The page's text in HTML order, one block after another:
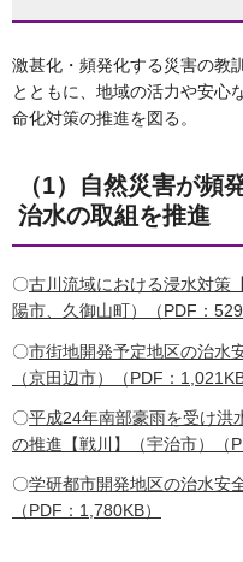
激甚化・頻発化する災害の教
とともに、地域の活力や安心
命化対策の推進を図る。
（1）自然災害が頻
治水の取組を推進
〇古川流域における浸水対策
陽市、久御山町）（PDF：
〇市街地開発予定地区の治水
（京田辺市）（PDF：1,021KB
〇平成24年南部豪雨を受け洪
の推進【戦川】（宇治市）（
〇学研都市開発地区の治水安
（PDF：1,780KB）